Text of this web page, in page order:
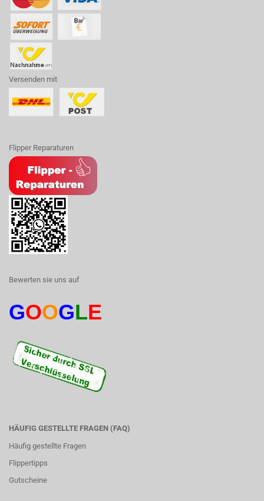
Versenden mit
Flipper Reparaturen
Bewerten sie uns auf
GOOGLE
HÄUFIG GESTELLTE FRAGEN (FAQ)
Häufig gestellte Fragen
Flippertipps
Gutscheine